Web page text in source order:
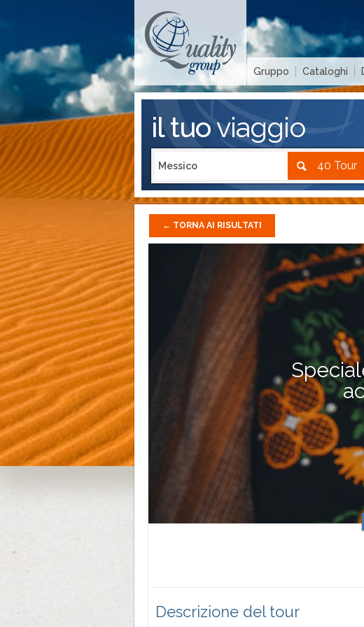
Gruppo Cataloghi
il tuoviaggio
← TORNA AI RISULTATI
Descrizione del tour